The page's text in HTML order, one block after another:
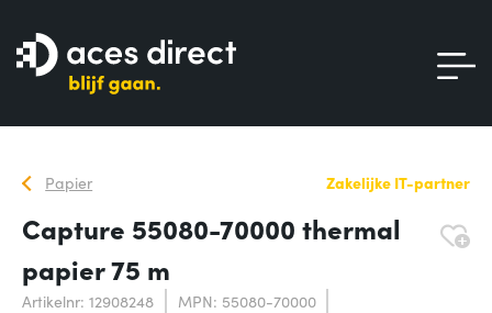
Papier Zakelijke IT-partner
Capture 55080-70000 thermal
papier 75 m
Artikelnr: 12908248
MPN: 55080-70000